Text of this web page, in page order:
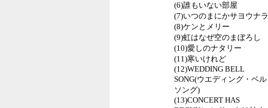
(6)誰もいない部屋
(7)いつのまにかサヨウナラ
(8)ケンとメリー
(9)虹はなぜ空のまぼろし
(10)愛しのナタリー
(11)寒いけれど
(12)WEDDING BELL
SONG(ウエディング・ベ
ソング)
(13)CONCERT HAS